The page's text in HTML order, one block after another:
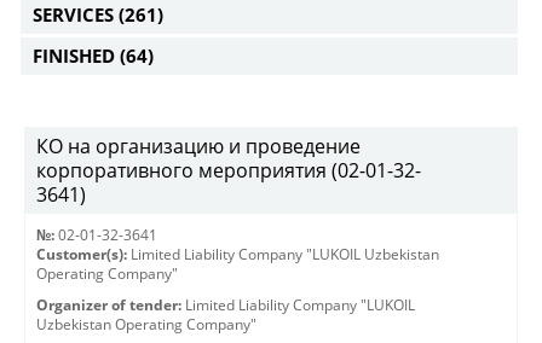
SERVICES (261)
FINISHED (64)
КО на организацию и проведение
корпоративного мероприятия (02-01-32-
3641)
№: 02-01-32-3641
Customer(s): Limited Liability Company "LUKOIL Uzbekistan
Operating Company"
Organizer of tender: Limited Liability Company "LUKOIL
Uzbekistan Operating Company"